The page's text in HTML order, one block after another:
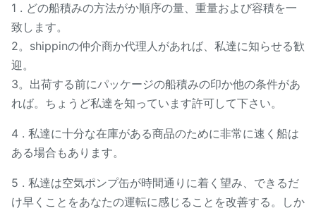
1 . どの船積みの方法がか順序の量、重量および容積を一
致します。
2。shippinの仲介商か代理人があれば、私達に知らせる歓
迎。
3。出荷する前にパッケージの船積みの印か他の条件があ
れば。ちょうど私達を知っています許可して下さい。
4 . 私達に十分な在庫がある商品のために非常に速く船は
ある場合もあります。
5 . 私達は空気ポンプ缶が時間通りに着く望み、できるだ
け早くことをあなたの運転に感じることを改善する。しか